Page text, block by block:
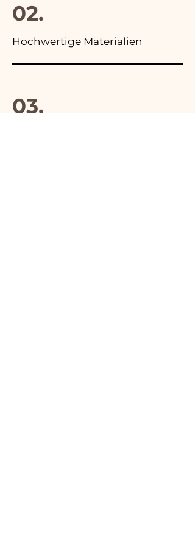
02.
Hochwertige Materialien
03.